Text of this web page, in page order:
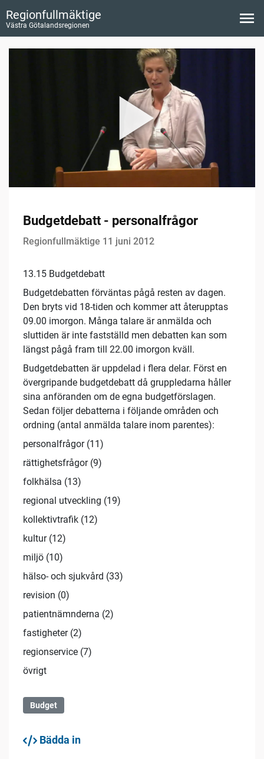
Regionfullmäktige
Västra Götalandsregionen
Budgetdebatt - personalfrågor
Regionfullmäktige 11 juni 2012
13.15 Budgetdebatt
Budgetdebatten förväntas pågå resten av dagen.
Den bryts vid 18-tiden och kommer att återupptas
09.00 imorgon. Många talare är anmälda och
sluttiden är inte fastställd men debatten kan som
längst pågå fram till 22.00 imorgon kväll.
Budgetdebatten är uppdelad i flera delar. Först en
övergripande budgetdebatt då gruppledarna håller
sina anföranden om de egna budgetförslagen.
Sedan följer debatterna i följande områden och
ordning (antal anmälda talare inom parentes):
personalfrågor (11)
rättighetsfrågor (9)
folkhälsa (13)
regional utveckling (19)
kollektivtrafik (12)
kultur (12)
miljö (10)
hälso- och sjukvård (33)
revision (0)
patientnämnderna (2)
fastigheter (2)
regionservice (7)
övrigt
Budget
Bädda in